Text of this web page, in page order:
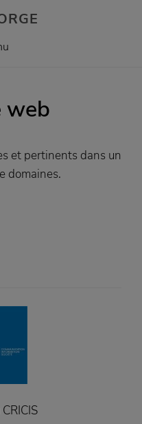
web
et pertinents dans un
domaines.